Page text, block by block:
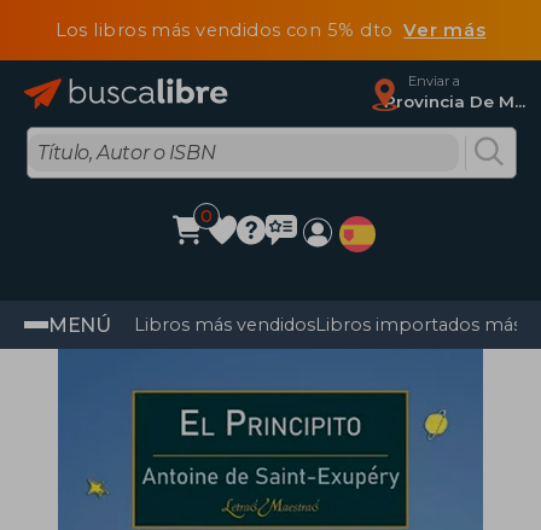
Los libros más vendidos con 5% dtoVer más
Enviar a
Provincia De Madrid
0
MENÚ Libros más vendidosLibros importados más